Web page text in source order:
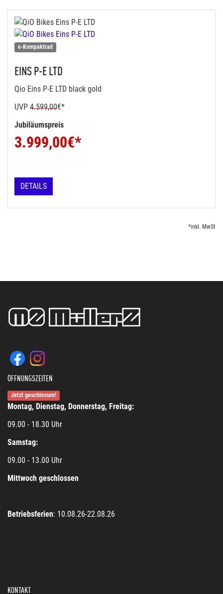
e-Kompaktrad
EINS P-E LTD
Qio Eins P-E LTD black gold
UVP 4.599,00€*
Jubiläumspreis
3.999,00€*
DETAILS
*inkl. MwSt
ÖFFNUNGSZEITEN
Jetzt geschlossen!
Montag, Dienstag, Donnerstag, Freitag:
09.00 - 18.30 Uhr
Samstag:
09.00 - 13.00 Uhr
Mittwoch geschlossen
Betriebsferien: 10.08.26-22.08.26
KONTAKT